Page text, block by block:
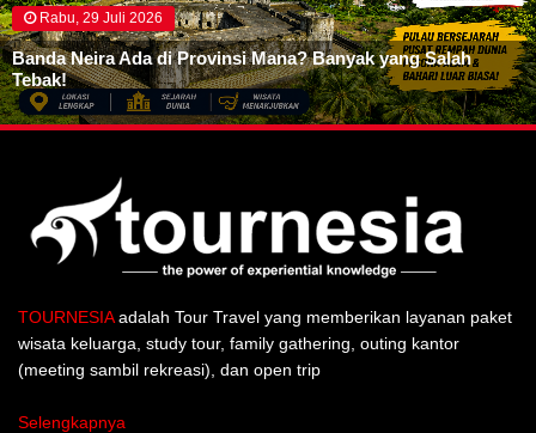
Rabu, 29 Juli 2026
Banda Neira Ada di Provinsi Mana? Banyak yang Salah
Tebak!
TOURNESIAadalah Tour Travel yang memberikan layanan paket
wisata keluarga, study tour, family gathering, outing kantor
(meeting sambil rekreasi), dan open trip
Selengkapnya